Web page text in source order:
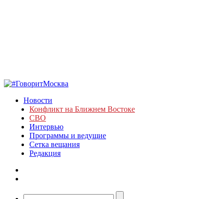
Новости
Конфликт на Ближнем Востоке
СВО
Интервью
Программы и ведущие
Сетка вещания
Редакция